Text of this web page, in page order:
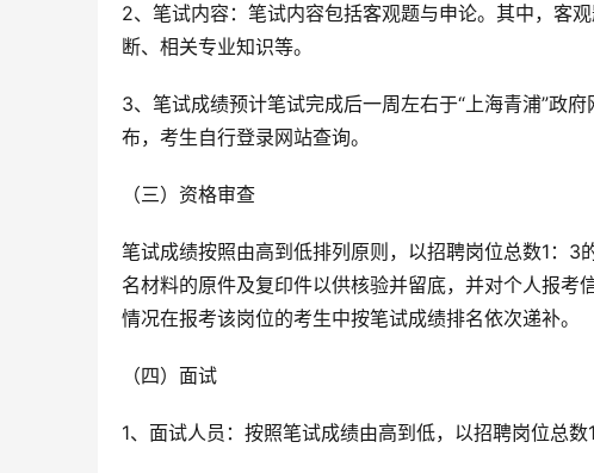
2、笔试内容：笔试内容包括客观题与申论。其中，客
断、相关专业知识等。
3、笔试成绩预计笔试完成后一周左右于“上海青浦”政
布，考生自行登录网站查询。
（三）资格审查
笔试成绩按照由高到低排列原则，以招聘岗位总数1：
名材料的原件及复印件以供核验并留底，并对个人报
情况在报考该岗位的考生中按笔试成绩排名依次递补。
（四）面试
1、面试人员：按照笔试成绩由高到低，以招聘岗位总